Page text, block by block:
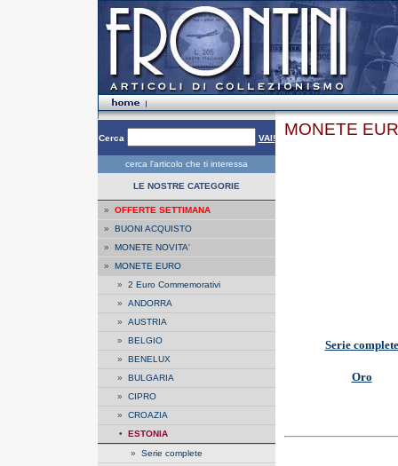
Cerca VAI!
cerca l'articolo che ti interessa
LE NOSTRE CATEGORIE
» OFFERTE SETTIMANA
» BUONI ACQUISTO
» MONETE NOVITA'
» MONETE EURO
» 2 Euro Commemorativi
» ANDORRA
» AUSTRIA
» BELGIO
» BENELUX
» BULGARIA
» CIPRO
» CROAZIA
•
ESTONIA
» Serie complete
MONETE
Serie complete
Oro